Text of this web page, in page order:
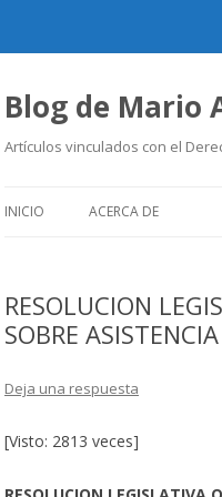
Blog de Mario
Artículos vinculados con el
INICIO ACERCA DE
RESOLUCION
SOBRE
Deja una respuesta
[Visto: 2813 veces]